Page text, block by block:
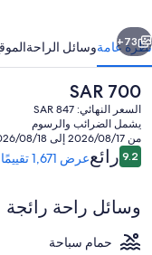
التالي
73+
نظرة عامةوسائل الراحة
السعر
الحالي
هو
SAR
700
SAR 700
السعر النهائي: SAR 847
يشمل الضرائب والرسوم
من 2026/08/17 إلى 2026/08/18
التقييمات
9.29.2 من 10رائععرض 1,671 تقييمًا بأكملها
وسائل راحة رائجة
حمام سباحة